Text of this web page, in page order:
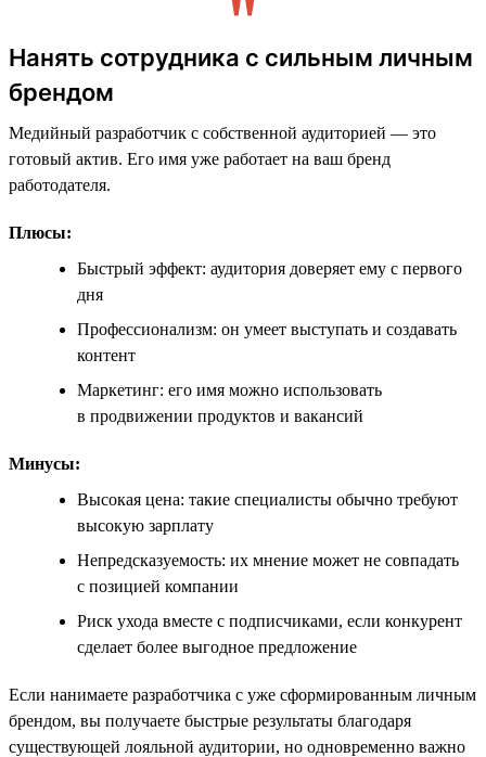
Нанять сотрудника с сильным личным
брендом
Медийный разработчик с собственной аудиторией — это
готовый актив. Его имя уже работает на ваш бренд
работодателя.
Плюсы:
Быстрый эффект: аудитория доверяет ему с первого
дня
Профессионализм: он умеет выступать и создавать
контент
Маркетинг: его имя можно использовать
в продвижении продуктов и вакансий
Минусы:
Высокая цена: такие специалисты обычно требуют
высокую зарплату
Непредсказуемость: их мнение может не совпадать
с позицией компании
Риск ухода вместе с подписчиками, если конкурент
сделает более выгодное предложение
Если нанимаете разработчика с уже сформированным личным
брендом, вы получаете быстрые результаты благодаря
существующей лояльной аудитории, но одновременно важно